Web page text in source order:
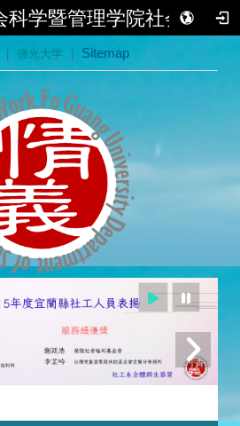
科学暨管理学院社会学系
| 佛光大学 | Sitemap